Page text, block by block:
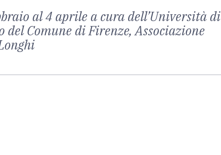
al 4 aprile a cura dell’Università di
Comune di Firenze, Associazione